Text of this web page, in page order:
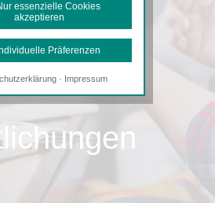
essenzielle Cookies
akzeptieren
Präferenzen
Cookies
Cookies sind erforderlich, um die
und Targeting-Cookies
Cookies sind erforderlich, um
· Impressum